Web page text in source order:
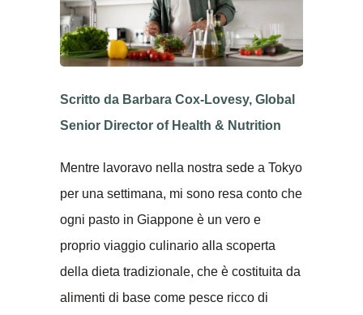
Scritto da Barbara Cox-Lovesy, Global
Senior Director of Health & Nutrition
Mentre lavoravo nella nostra sede a Tokyo
per una settimana, mi sono resa conto che
ogni pasto in Giappone è un vero e
proprio viaggio culinario alla scoperta
della dieta tradizionale, che è costituita da
alimenti di base come pesce ricco di